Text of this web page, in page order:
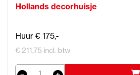
Hollands decorhuisje
Huur € 175,-
€ 211,75 incl. btw